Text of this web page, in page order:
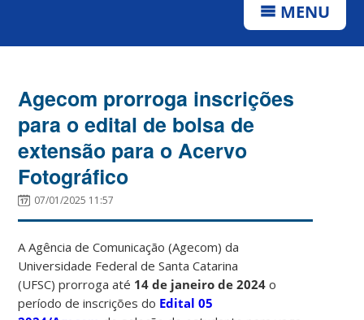
MENU
Agecom prorroga inscrições
para o edital de bolsa de
extensão para o Acervo
Fotográfico
07/01/2025 11:57
A Agência de Comunicação (Agecom) da
Universidade Federal de Santa Catarina
(UFSC) prorroga até 14 de janeiro de 2024 o
período de inscrições do Edital 05